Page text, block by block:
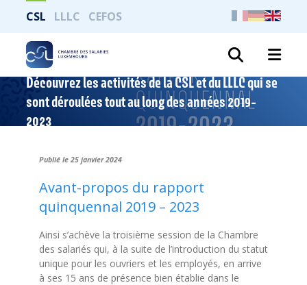
CSL LLLC CEFOS
Découvrez les activités de la CSL et du LLLC qui se
sont déroulées tout au long des années 2019-
2023
Publié le 25 janvier 2024
Avant-propos du rapport
quinquennal 2019 – 2023
Ainsi s’achève la troisième session de la Chambre
des salariés qui, à la suite de l’introduction du statut
unique pour les ouvriers et les employés, en arrive
à ses 15 ans de présence bien établie dans le